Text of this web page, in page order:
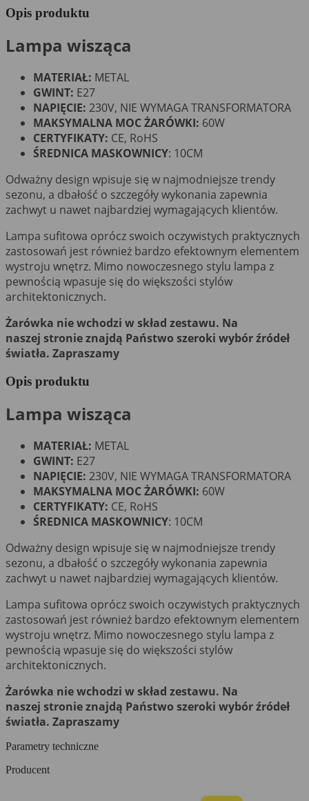
Opis produktu
Lampa wisząca
MATERIAŁ: METAL
GWINT: E27
NAPIĘCIE: 230V, NIE WYMAGA TRANSFORMATORA
MAKSYMALNA MOC ŻARÓWKI: 60W
CERTYFIKATY: CE, RoHS
ŚREDNICA MASKOWNICY: 10CM
Odważny design wpisuje się w najmodniejsze trendy
sezonu, a dbałość o szczegóły wykonania zapewnia
zachwyt u nawet najbardziej wymagających klientów.
Lampa sufitowa oprócz swoich oczywistych praktycznych
zastosowań jest również bardzo efektownym elementem
wystroju wnętrz. Mimo nowoczesnego stylu lampa z
pewnością wpasuje się do większości stylów
architektonicznych.
Żarówka nie wchodzi w skład zestawu. Na
naszej stronie znajdą Państwo szeroki wybór źródeł
światła. Zapraszamy
Opis produktu
Lampa wisząca
MATERIAŁ: METAL
GWINT: E27
NAPIĘCIE: 230V, NIE WYMAGA TRANSFORMATORA
MAKSYMALNA MOC ŻARÓWKI: 60W
CERTYFIKATY: CE, RoHS
ŚREDNICA MASKOWNICY: 10CM
Odważny design wpisuje się w najmodniejsze trendy
sezonu, a dbałość o szczegóły wykonania zapewnia
zachwyt u nawet najbardziej wymagających klientów.
Lampa sufitowa oprócz swoich oczywistych praktycznych
zastosowań jest również bardzo efektownym elementem
wystroju wnętrz. Mimo nowoczesnego stylu lampa z
pewnością wpasuje się do większości stylów
architektonicznych.
Żarówka nie wchodzi w skład zestawu. Na
naszej stronie znajdą Państwo szeroki wybór źródeł
światła. Zapraszamy
Parametry techniczne
Producent